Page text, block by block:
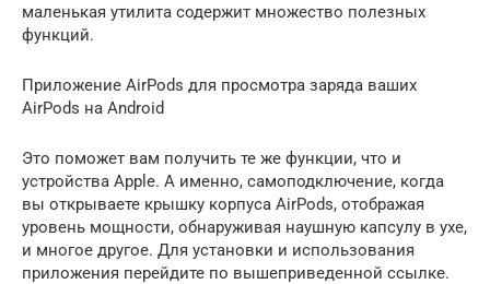
маленькая утилита содержит множество полезных
функций.
Приложение AirPods для просмотра заряда ваших
AirPods на Android
Это поможет вам получить те же функции, что и
устройства Apple. А именно, самоподключение, когда
вы открываете крышку корпуса AirPods, отображая
уровень мощности, обнаруживая наушную капсулу в ухе,
и многое другое. Для установки и использования
приложения перейдите по вышеприведенной ссылке.